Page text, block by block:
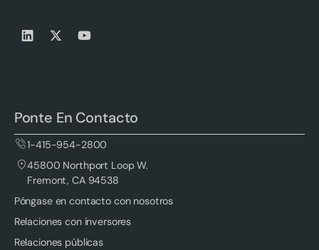
Ponte En Contacto
1-415-954-2800
45800 Northport Loop W.
Fremont, CA 94538
Póngase en contacto con nosotros
Relaciones con inversores
Relaciones públicas